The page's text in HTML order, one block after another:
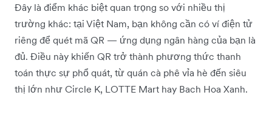
Đây là điểm khác biệt quan trọng so với nhiều thị
trường khác: tại Việt Nam, bạn không cần có ví điện tử
riêng để quét mã QR — ứng dụng ngân hàng của bạn là
đủ. Điều này khiến QR trở thành phương thức thanh
toán thực sự phổ quát, từ quán cà phê vỉa hè đến siêu
thị lớn như Circle K, LOTTE Mart hay Bach Hoa Xanh.